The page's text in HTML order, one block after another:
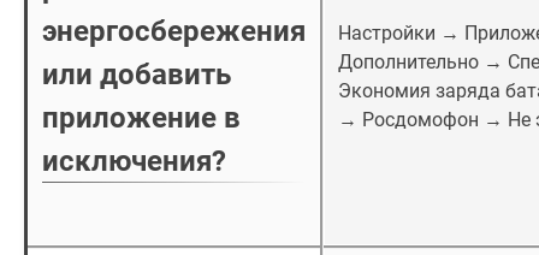
энергосбережения
или добавить
приложение в
исключения?
Настройки →
Дополнительно →
Экономия заряда
→ Росдомофон → Не